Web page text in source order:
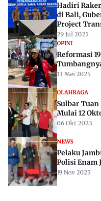
Hadiri
di Bali,
Project
29 Jul 2025
OPINI
Reformasi
13 Mei 2025
OLAHRAGA
Sulbar Tuan
Mulai 12
06 Okt 2023
NEWS
Pelaku
Polisi Enam
19 Nov 2025